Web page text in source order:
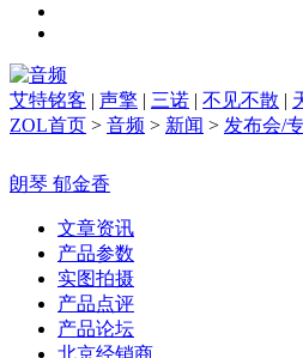
艾特铭客 | 声擎 | 三诺 | 不见不散 |
ZOL首页 > 音频 > 新闻 > 发布会/
朗琴 郁金香
文章资讯
产品参数
实图拍摄
产品点评
产品论坛
北京经销商